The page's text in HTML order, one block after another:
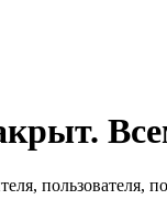
пользователя,